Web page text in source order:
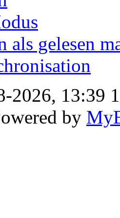
als gelesen
2026, 13:39
by